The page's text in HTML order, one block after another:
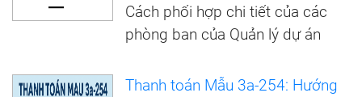
Cách phối hợp chi tiết của các
phòng ban của Quản lý dự án
Thanh toán Mẫu 3a-254: Hướng